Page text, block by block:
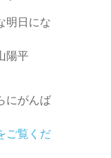
明日にな
陽平
にがんば
ご覧くだ